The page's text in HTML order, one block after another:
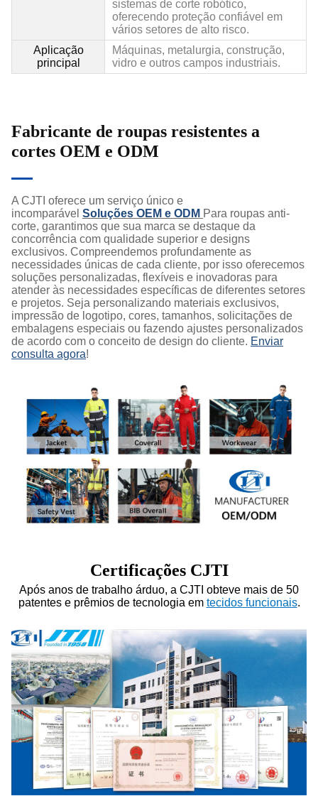
sistemas de corte robótico,
oferecendo proteção confiável em
vários setores de alto risco.
Aplicação
principal
Máquinas, metalurgia, construção,
vidro e outros campos industriais.
Fabricante de roupas resistentes a
cortes OEM e ODM
A CJTI oferece um serviço único e
incomparável Soluções OEM e ODM Para roupas anti-
corte, garantimos que sua marca se destaque da
concorrência com qualidade superior e designs
exclusivos. Compreendemos profundamente as
necessidades únicas de cada cliente, por isso oferecemos
soluções personalizadas, flexíveis e inovadoras para
atender às necessidades específicas de diferentes setores
e projetos. Seja personalizando materiais exclusivos,
impressão de logotipo, cores, tamanhos, solicitações de
embalagens especiais ou fazendo ajustes personalizados
de acordo com o conceito de design do cliente. Enviar
consulta agora!
Certificações CJTI
Após anos de trabalho árduo, a CJTI obteve mais de 50
patentes e prêmios de tecnologia em tecidos funcionais.